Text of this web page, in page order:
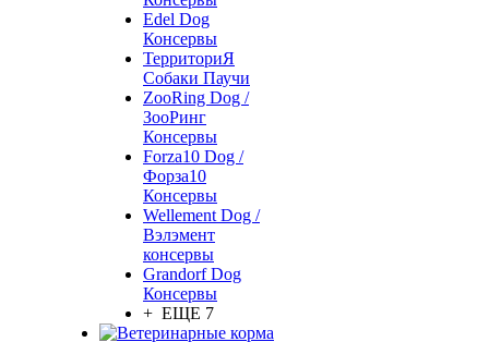
Edel Dog
Консервы
ТерриториЯ
Собаки Паучи
ZooRing Dog /
ЗооРинг
Консервы
Forza10 Dog /
Форза10
Консервы
Wellement Dog /
Вэлэмент
консервы
Grandorf Dog
Консервы
+ ЕЩЕ 7